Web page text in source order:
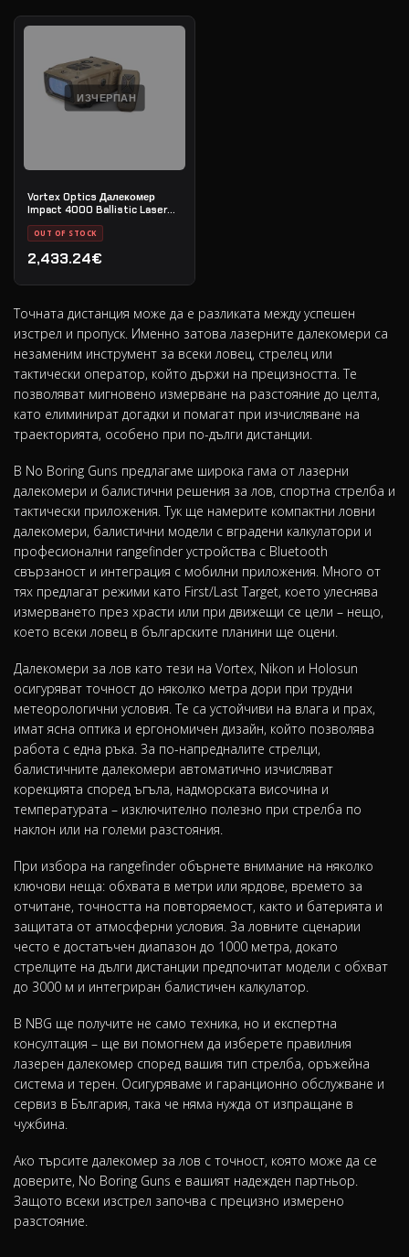
Точната дистанция може да е разликата между успешен
изстрел и пропуск. Именно затова лазерните далекомери са
незаменим инструмент за всеки ловец, стрелец или
тактически оператор, който държи на прецизността. Те
позволяват мигновено измерване на разстояние до целта,
като елиминират догадки и помагат при изчисляване на
траекторията, особено при по-дълги дистанции.
В No Boring Guns предлагаме широка гама от лазерни
далекомери и балистични решения за лов, спортна стрелба и
тактически приложения. Тук ще намерите компактни ловни
далекомери, балистични модели с вградени калкулатори и
професионални rangefinder устройства с Bluetooth
свързаност и интеграция с мобилни приложения. Много от
тях предлагат режими като First/Last Target, което улеснява
измерването през храсти или при движещи се цели – нещо,
което всеки ловец в българските планини ще оцени.
Далекомери за лов като тези на Vortex, Nikon и Holosun
осигуряват точност до няколко метра дори при трудни
метеорологични условия. Те са устойчиви на влага и прах,
имат ясна оптика и ергономичен дизайн, който позволява
работа с една ръка. За по-напредналите стрелци,
балистичните далекомери автоматично изчисляват
корекцията според ъгъла, надморската височина и
температурата – изключително полезно при стрелба по
наклон или на големи разстояния.
При избора на rangefinder обърнете внимание на няколко
ключови неща: обхвата в метри или ярдове, времето за
отчитане, точността на повторяемост, както и батерията и
защитата от атмосферни условия. За ловните сценарии
често е достатъчен диапазон до 1000 метра, докато
стрелците на дълги дистанции предпочитат модели с обхват
до 3000 м и интегриран балистичен калкулатор.
В NBG ще получите не само техника, но и експертна
консултация – ще ви помогнем да изберете правилния
лазерен далекомер според вашия тип стрелба, оръжейна
система и терен. Осигуряваме и гаранционно обслужване и
сервиз в България, така че няма нужда от изпращане в
чужбина.
Ако търсите далекомер за лов с точност, която може да се
доверите, No Boring Guns е вашият надежден партньор.
Защото всеки изстрел започва с прецизно измерено
разстояние.
ИЗЧЕРПАН
Vortex Optics Далекомер
Impact 4000 Ballistic Laser
Rangefinder
OUT OF STOCK
2,433.24€